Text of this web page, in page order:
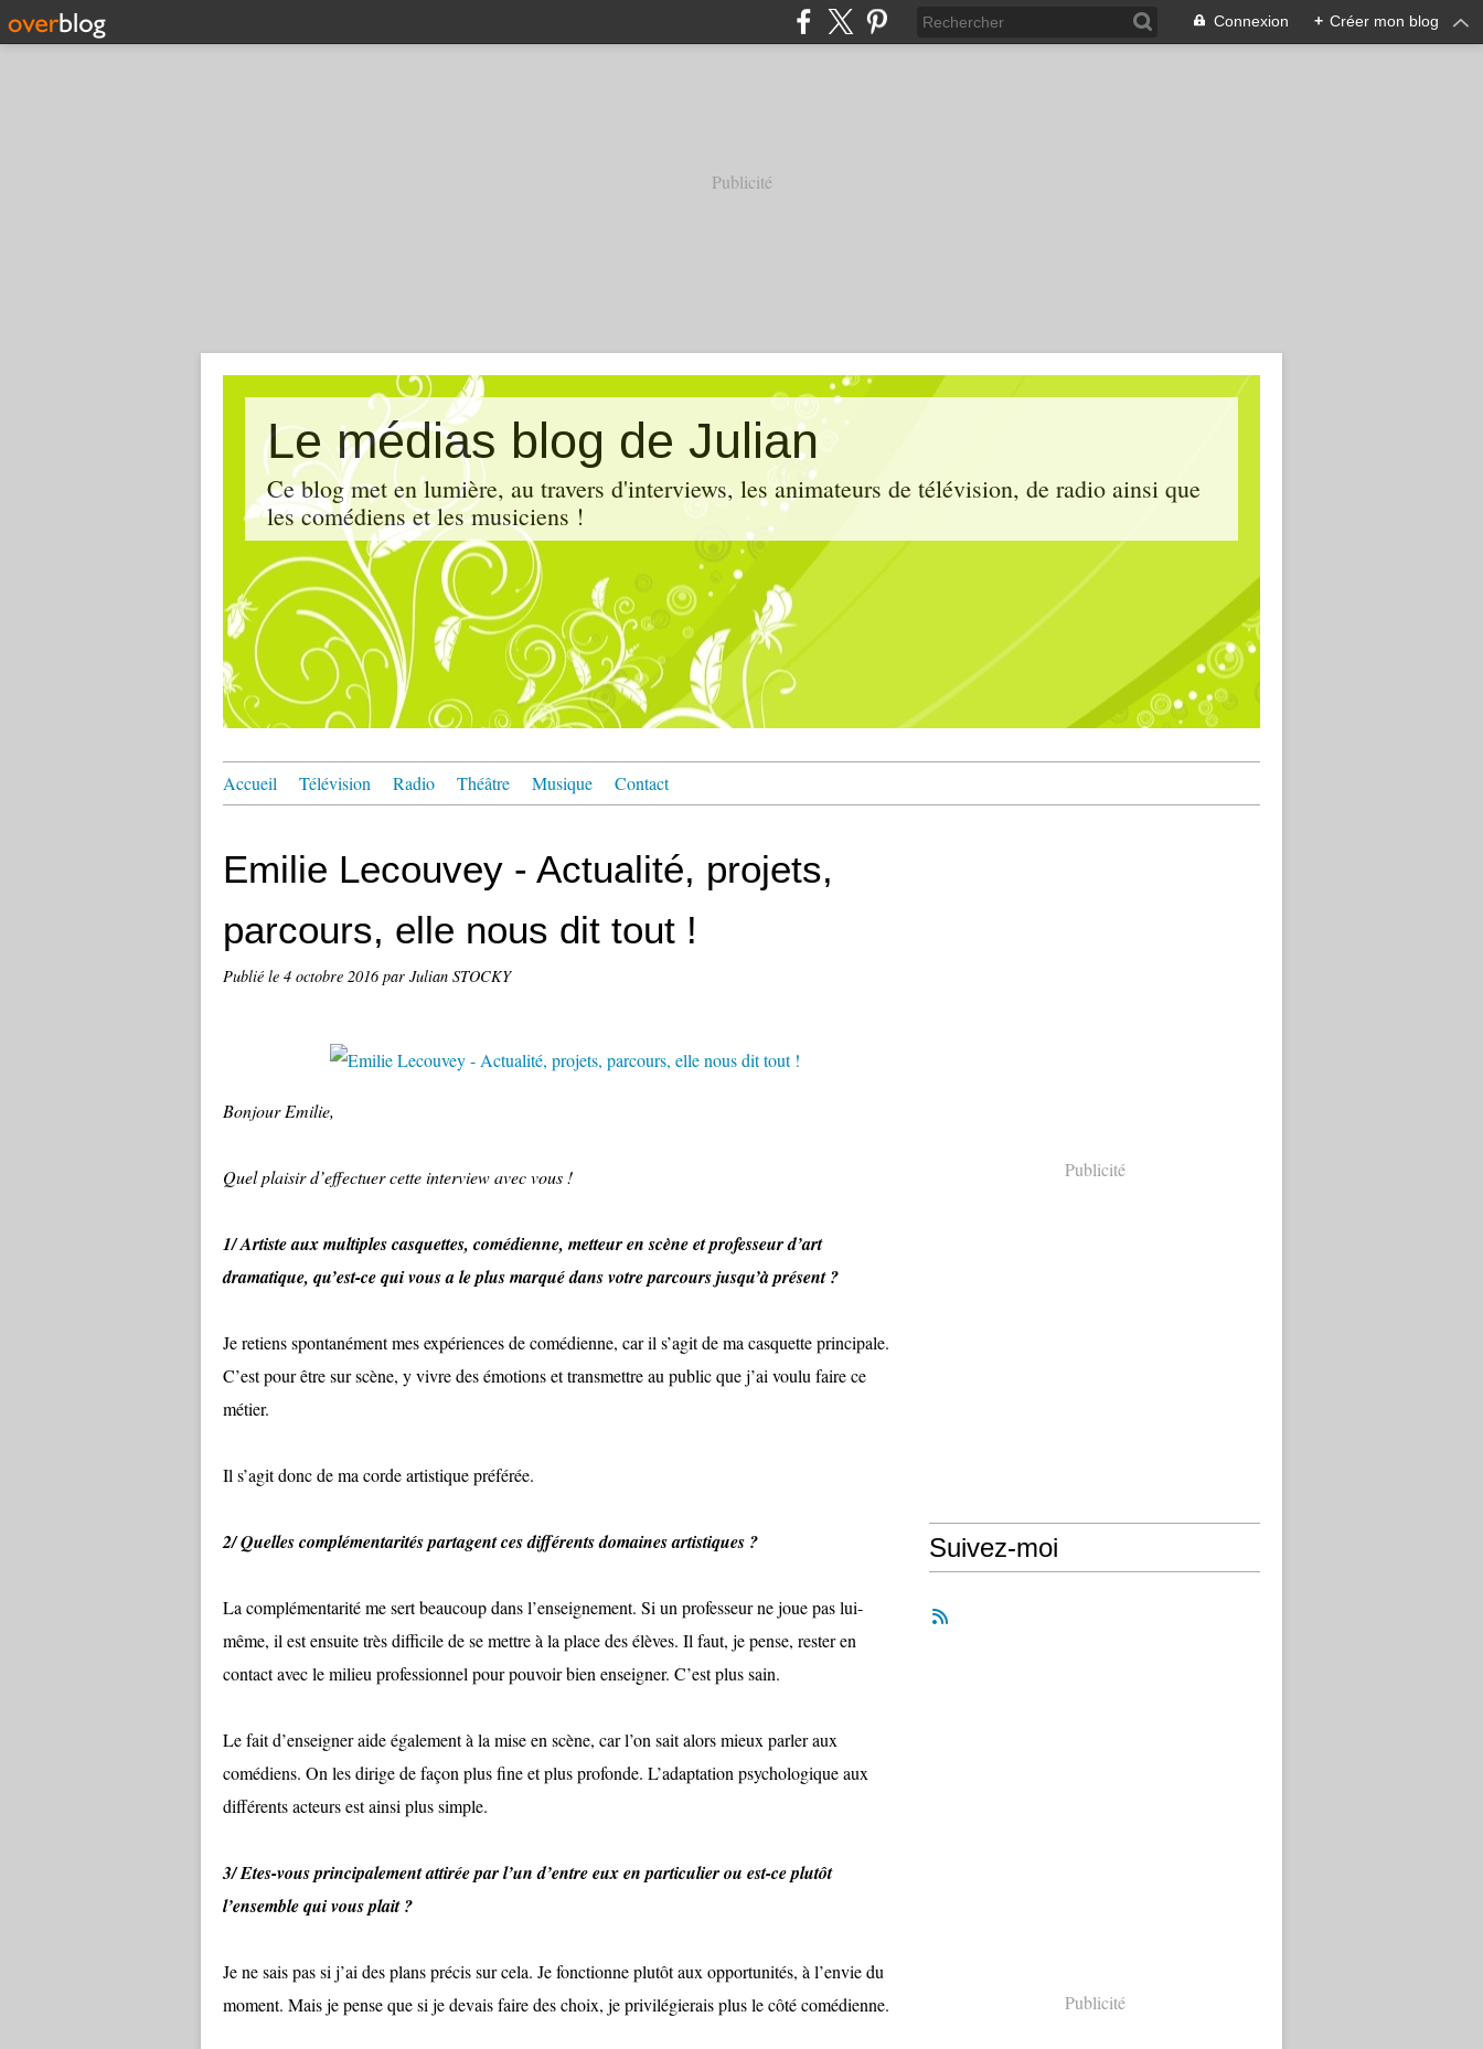
Connexion + Créer mon blog
Publicité
Le médias blog de Julian
Ce blog met en lumière, au travers d'interviews, les animateurs de télévision, de radio ainsi que
les comédiens et les musiciens !
Accueil Télévision Radio Théâtre Musique Contact
Emilie Lecouvey - Actualité, projets,
parcours, elle nous dit tout !
Publié le 4 octobre 2016par Julian STOCKY
Bonjour Emilie,
Quel plaisir d’effectuer cette interview avec vous !
1/ Artiste aux multiples casquettes, comédienne, metteur en scène et professeur d’art
dramatique, qu’est-ce qui vous a le plus marqué dans votre parcours jusqu’à présent ?
Je retiens spontanément mes expériences de comédienne, car il s’agit de ma casquette principale.
C’est pour être sur scène, y vivre des émotions et transmettre au public que j’ai voulu faire ce
métier.
Il s’agit donc de ma corde artistique préférée.
2/ Quelles complémentarités partagent ces différents domaines artistiques ?
La complémentarité me sert beaucoup dans l’enseignement. Si un professeur ne joue pas lui-
même, il est ensuite très difficile de se mettre à la place des élèves. Il faut, je pense, rester en
contact avec le milieu professionnel pour pouvoir bien enseigner. C’est plus sain.
Le fait d’enseigner aide également à la mise en scène, car l’on sait alors mieux parler aux
comédiens. On les dirige de façon plus fine et plus profonde. L’adaptation psychologique aux
différents acteurs est ainsi plus simple.
3/ Etes-vous principalement attirée par l’un d’entre eux en particulier ou est-ce plutôt
l’ensemble qui vous plait ?
Je ne sais pas si j’ai des plans précis sur cela. Je fonctionne plutôt aux opportunités, à l’envie du
moment. Mais je pense que si je devais faire des choix, je privilégierais plus le côté comédienne.
Publicité
Suivez-moi
Publicité